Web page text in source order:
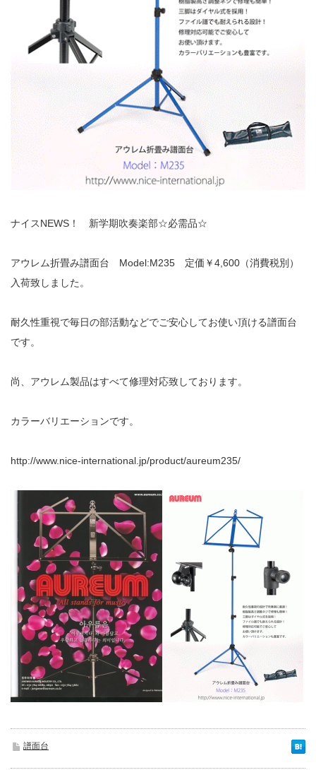
ナイスNEWS！ 新学期吹奏楽部☆必需品☆
アウレム折畳み譜面台 Model:M235 定価￥4,600（消費税別）
入荷致しました。
耐久性重視で毎日の部活動などでご安心してお使い頂ける譜面台
です。
尚、アウレム製品はすべて修理対応致しております。
カラーバリエーションです。
http://www.nice-international.jp/product/aureum235/
譜面台